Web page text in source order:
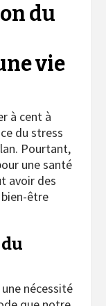
du
vie
à cent à
du stress
Pourtant,
une santé
avoir des
être
nécessité